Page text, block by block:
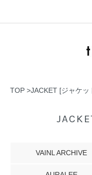
TOP >JACKET [ジャケッ
VAINL ARCHIVE